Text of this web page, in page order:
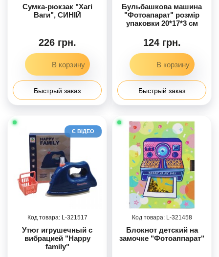
Сумка-рюкзак "Хагі
Ваги", СИНІЙ
226 грн.
Быстрый заказ
Бульбашкова машина
"Фотоапарат" розмір
упаковки 20*17*3 см
124 грн.
Быстрый заказ
Є ВІДЕО
321517
Утюг игрушечный c
вибрацией "Happy
family"
321458
Блокнот детский на
замочке "Фотоаппарат"